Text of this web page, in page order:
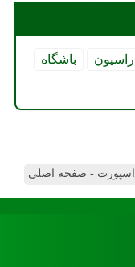
باشگاه
- صفحه اصلی